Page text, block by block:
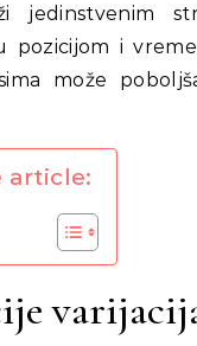
jedinstvenim
pozicijom i
može
article: